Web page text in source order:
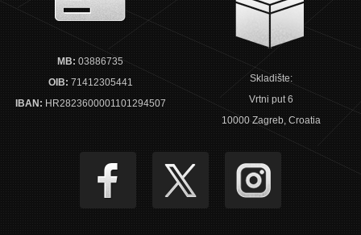
MB: 03886735
OIB: 71412305441
IBAN: HR2823600001101294507
Skladište:
Vrtni put 6
10000 Zagreb, Croatia